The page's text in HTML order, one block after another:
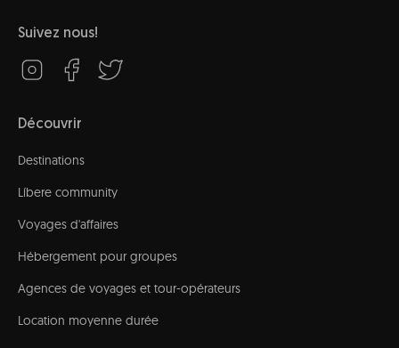
Suivez nous!
Découvrir
Destinations
Líbere community
Voyages d'affaires
Hébergement pour groupes
Agences de voyages et tour-opérateurs
Location moyenne durée